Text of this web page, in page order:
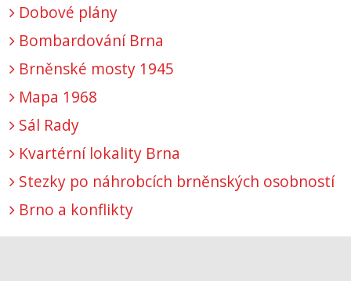
Dobové plány
Bombardování Brna
Brněnské mosty 1945
Mapa 1968
Sál Rady
Kvartérní lokality Brna
Stezky po náhrobcích brněnských osobností
Brno a konflikty